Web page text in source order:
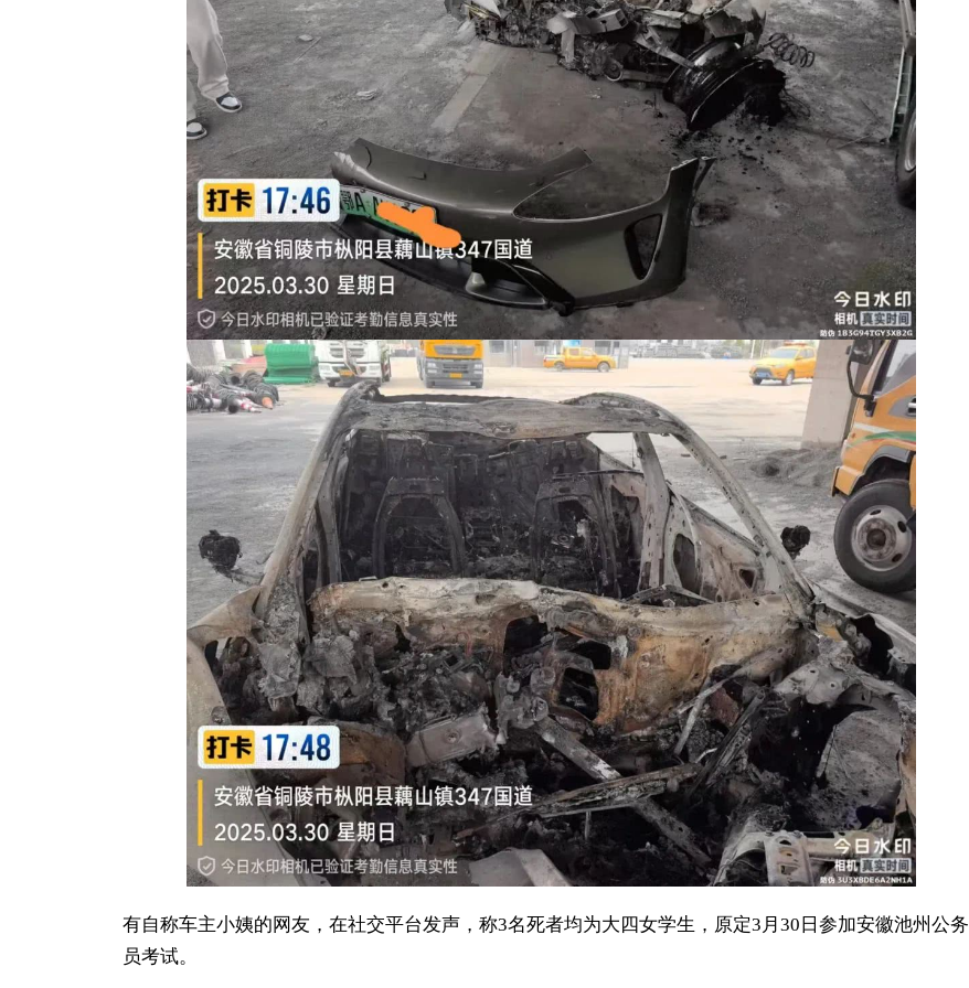
有自称车主小姨的网友，在社交平台发声，称3名死者均为大四女学生，原定3月30日参加安徽池州公务
员考试。